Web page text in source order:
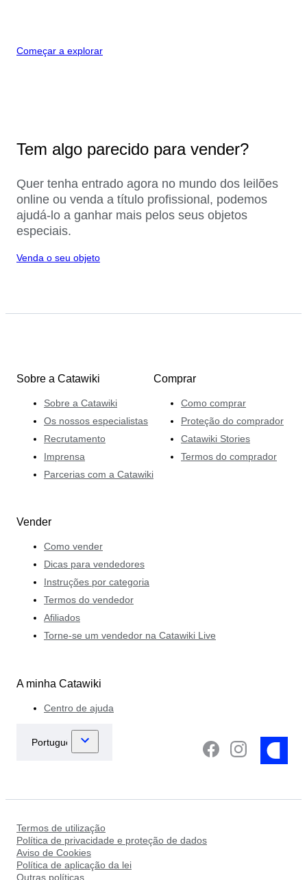
Começar a explorar
Tem algo parecido para vender?
Quer tenha entrado agora no mundo dos leilões
online ou venda a título profissional, podemos
ajudá-lo a ganhar mais pelos seus objetos
especiais.
Venda o seu objeto
Sobre a Catawiki
Sobre a Catawiki
Os nossos especialistas
Recrutamento
Imprensa
Parcerias com a Catawiki
Comprar
Como comprar
Proteção do comprador
Catawiki Stories
Termos do comprador
Vender
Como vender
Dicas para vendedores
Instruções por categoria
Termos do vendedor
Afiliados
Torne-se um vendedor na Catawiki Live
A minha Catawiki
Centro de ajuda
Termos de utilização
Política de privacidade e proteção de dados
Aviso de Cookies
Política de aplicação da lei
Outras políticas